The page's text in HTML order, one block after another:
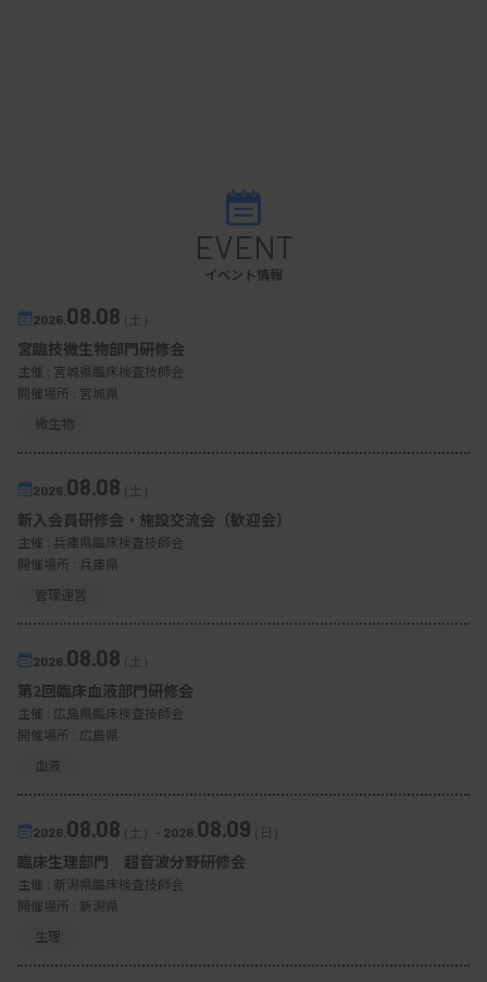
EVENT
イベント情報
2026. 08.08（土）
宮臨技微生物部門研修会
主催 : 宮城県臨床検査技師会
開催場所 : 宮城県
微生物
2026. 08.08（土）
新入会員研修会・施設交流会（歓迎会）
主催 : 兵庫県臨床検査技師会
開催場所 : 兵庫県
管理運営
2026. 08.08（土）
第2回臨床血液部門研修会
主催 : 広島県臨床検査技師会
開催場所 : 広島県
血液
2026. 08.08（土） - 2026. 08.09（日）
臨床生理部門 超音波分野研修会
主催 : 新潟県臨床検査技師会
開催場所 : 新潟県
生理